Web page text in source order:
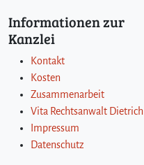
Informationen zur
Kanzlei
Kontakt
Kosten
Zusammenarbeit
Vita Rechtsanwalt Dietrich
Impressum
Datenschutz